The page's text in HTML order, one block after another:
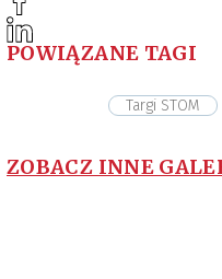
POWIĄZANE TAGI
Targi STOM
ZOBACZ INNE